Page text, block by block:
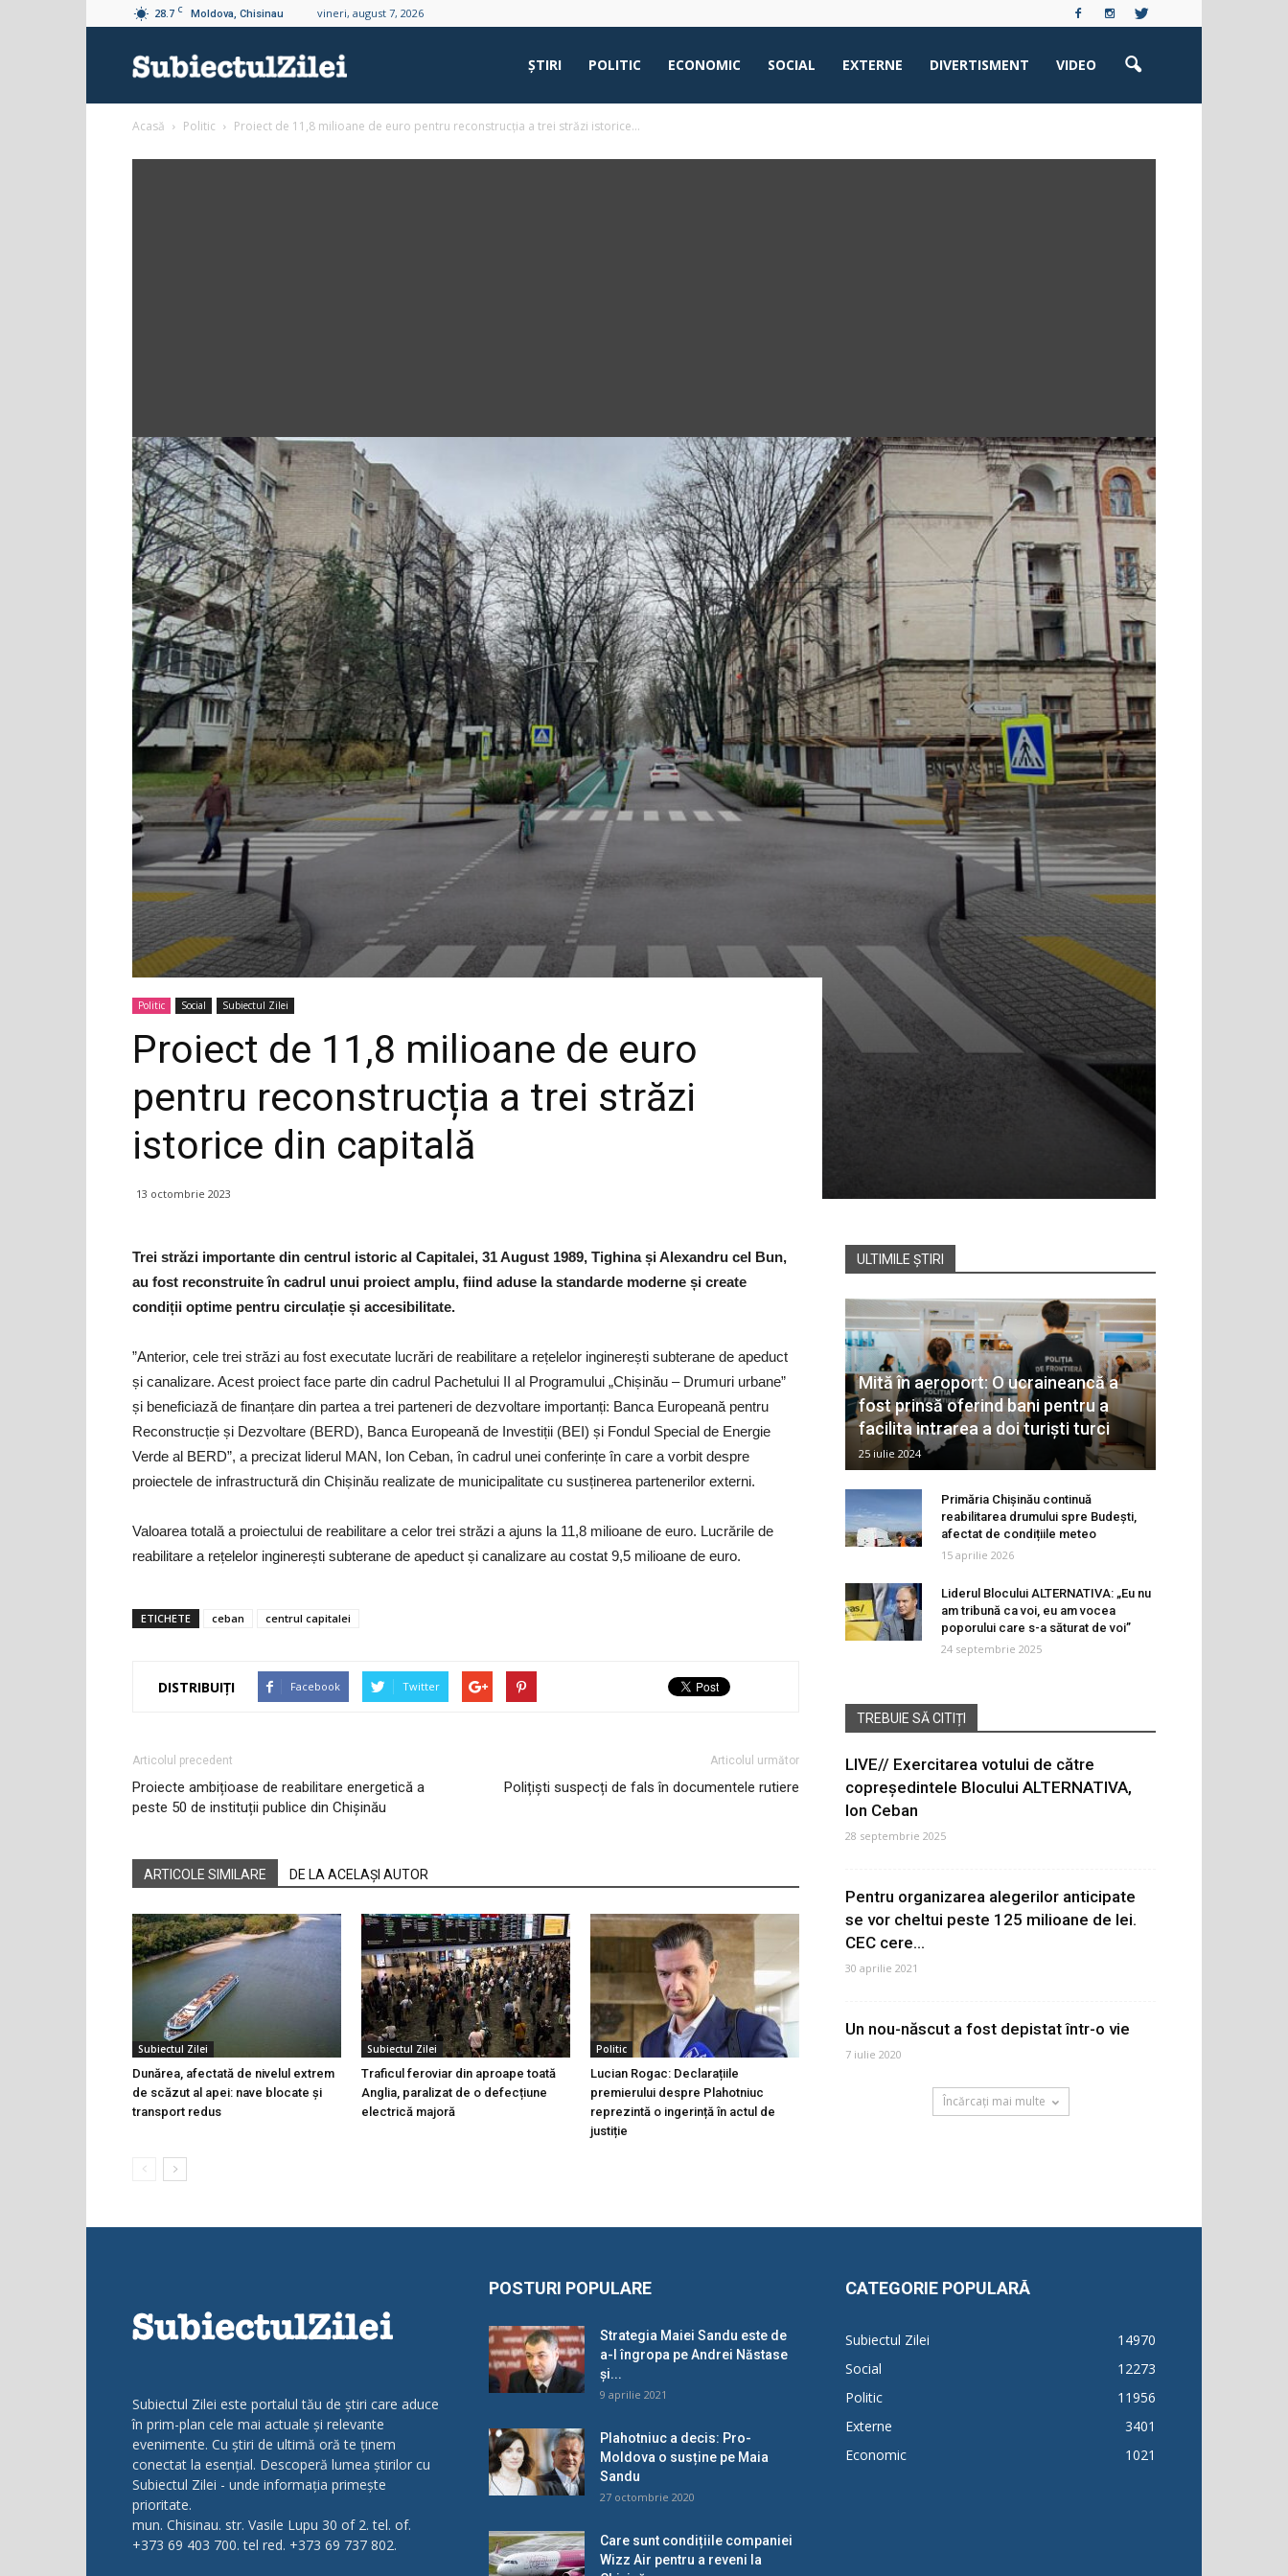
28.7 C Moldova, Chisinau vineri, august 7, 2026
ŞTIRI POLITIC ECONOMIC SOCIAL EXTERNE DIVERTISMENT VIDEO
Acasă Politic Proiect de 11,8 milioane de euro pentru reconstrucția a trei străzi istorice...
Politic Social Subiectul Zilei
Proiect de 11,8 milioane de euro
pentru reconstrucția a trei străzi
istorice din capitală
13 octombrie 2023
Trei străzi importante din centrul istoric al Capitalei, 31 August 1989, Tighina și Alexandru cel Bun,
au fost reconstruite în cadrul unui proiect amplu, fiind aduse la standarde moderne și create
condiții optime pentru circulație și accesibilitate.
”Anterior, cele trei străzi au fost executate lucrări de reabilitare a rețelelor inginerești subterane de apeduct
și canalizare. Acest proiect face parte din cadrul Pachetului II al Programului „Chișinău – Drumuri urbane”
și beneficiază de finanțare din partea a trei parteneri de dezvoltare importanți: Banca Europeană pentru
Reconstrucție și Dezvoltare (BERD), Banca Europeană de Investiții (BEI) și Fondul Special de Energie
Verde al BERD”, a precizat liderul MAN, Ion Ceban, în cadrul unei conferințe în care a vorbit despre
proiectele de infrastructură din Chișinău realizate de municipalitate cu susținerea partenerilor externi.
Valoarea totală a proiectului de reabilitare a celor trei străzi a ajuns la 11,8 milioane de euro. Lucrările de
reabilitare a rețelelor inginerești subterane de apeduct și canalizare au costat 9,5 milioane de euro.
ETICHETE ceban centrul capitalei
DISTRIBUIȚI Facebook Twitter
Articolul precedent
Proiecte ambițioase de reabilitare energetică a
peste 50 de instituții publice din Chișinău
Articolul următor
Polițiști suspecți de fals în documentele rutiere
ARTICOLE SIMILARE DE LA ACELAȘI AUTOR
Subiectul Zilei
Dunărea, afectată de nivelul extrem
de scăzut al apei: nave blocate și
transport redus
Subiectul Zilei
Traficul feroviar din aproape toată
Anglia, paralizat de o defecțiune
electrică majoră
Politic
Lucian Rogac: Declarațiile
premierului despre Plahotniuc
reprezintă o ingerință în actul de
justiție
ULTIMILE ȘTIRI
Mită în aeroport: O ucraineancă a
fost prinsă oferind bani pentru a
facilita intrarea a doi turiști turci
25 iulie 2024
Primăria Chișinău continuă
reabilitarea drumului spre Budești,
afectat de condițiile meteo
15 aprilie 2026
Liderul Blocului ALTERNATIVA: „Eu nu
am tribună ca voi, eu am vocea
poporului care s-a săturat de voi”
24 septembrie 2025
TREBUIE SĂ CITIȚI
LIVE// Exercitarea votului de către
copreședintele Blocului ALTERNATIVA,
Ion Ceban
28 septembrie 2025
Pentru organizarea alegerilor anticipate
se vor cheltui peste 125 milioane de lei.
CEC cere...
30 aprilie 2021
Un nou-născut a fost depistat într-o vie
7 iulie 2020
Încărcați mai multe
Subiectul Zilei este portalul tău de știri care aduce
în prim-plan cele mai actuale și relevante
evenimente. Cu știri de ultimă oră te ținem
conectat la esențial. Descoperă lumea știrilor cu
Subiectul Zilei - unde informația primește
prioritate.
mun. Chisinau. str. Vasile Lupu 30 of 2. tel. of.
+373 69 403 700. tel red. +373 69 737 802.
POSTURI POPULARE
Strategia Maiei Sandu este de
a-l îngropa pe Andrei Năstase
și...
9 aprilie 2021
Plahotniuc a decis: Pro-
Moldova o susține pe Maia
Sandu
27 octombrie 2020
Care sunt condițiile companiei
Wizz Air pentru a reveni la
CATEGORIE POPULARĂ
Subiectul Zilei
14970
Social
12273
Politic
11956
Externe
3401
Economic
1021